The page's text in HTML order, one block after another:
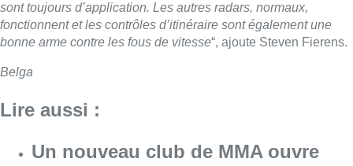
sont toujours d’application. Les autres radars, normaux,
fonctionnent et les contrôles d’itinéraire sont également une
bonne arme contre les fous de vitesse“, ajoute Steven Fierens.
Belga
Lire aussi :
Un nouveau club de MMA ouvre